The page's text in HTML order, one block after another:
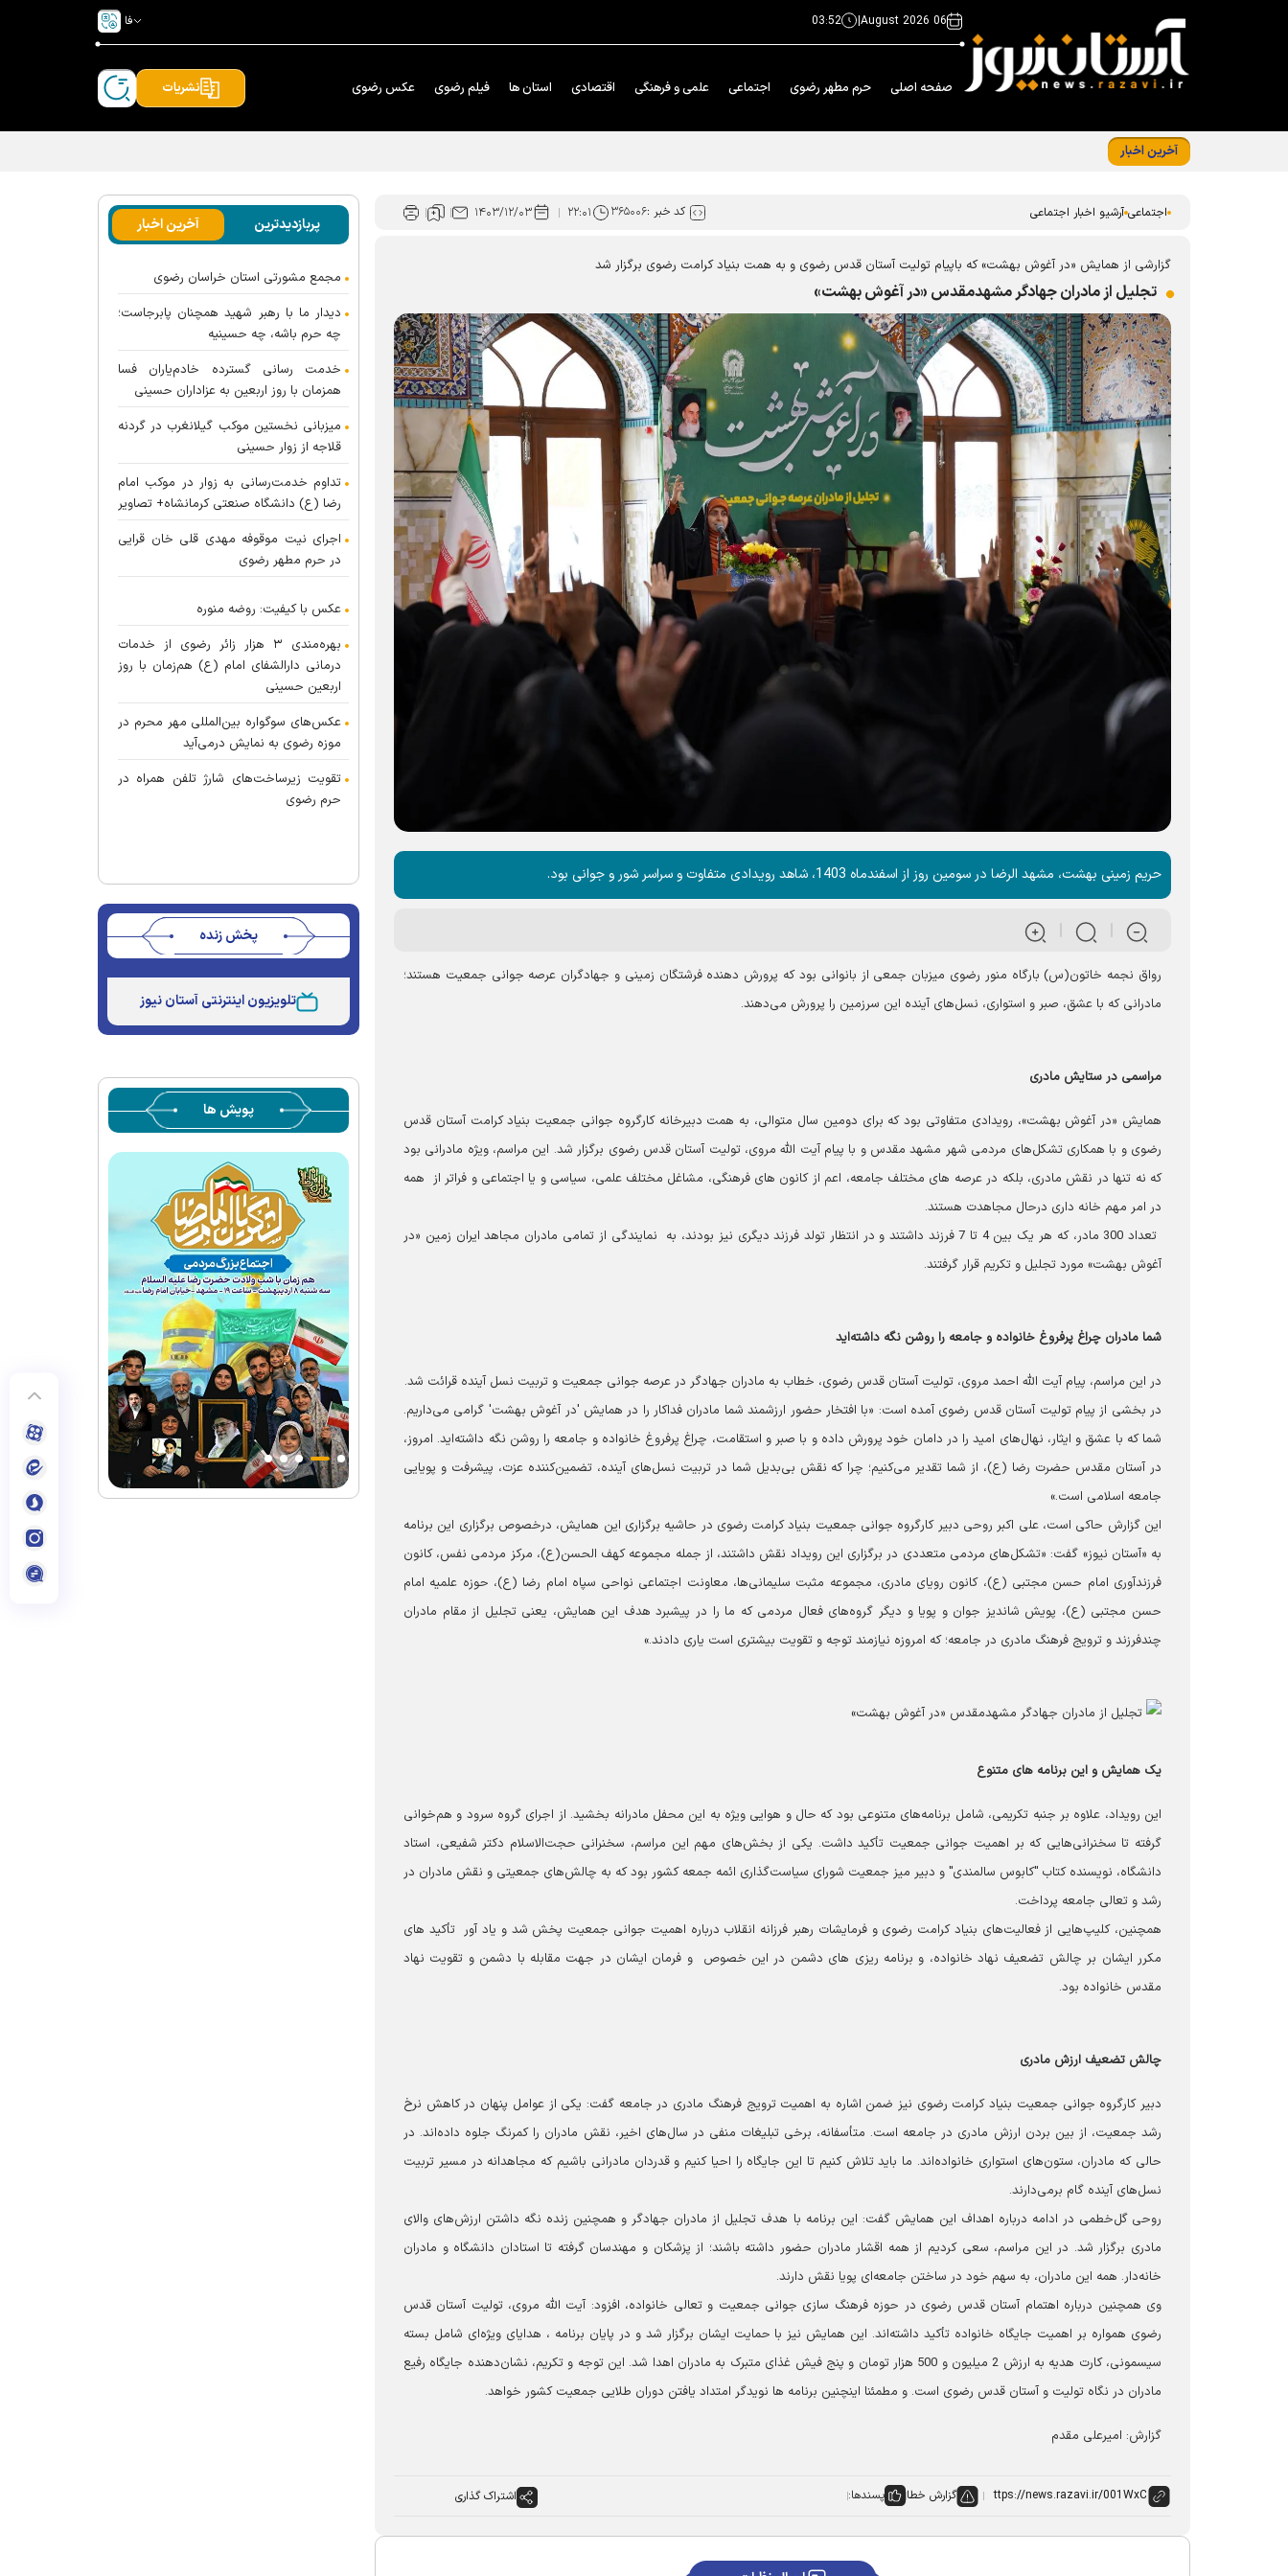
06 August 2026
|
03:52 فا
صفحه اصلی حرم مطهر رضوی اجتماعی علمی و فرهنگی اقتصادی استان ها فیلم رضوی عکس رضوی نشریات
آخرین اخبار
اجتماعی آرشیو اخبار اجتماعی کد خبر :۳۶۵۰۰۶ ۲۲:۰۱ ۱۴۰۳/۱۲/۰۳
گزارشی از همایش «در آغوش بهشت» که باپیام تولیت آستان قدس رضوی و به همت بنیاد کرامت رضوی برگزار شد
تجلیل از مادران جهادگر مشهدمقدس «در آغوش بهشت»
حریم زمینی بهشت، مشهد الرضا در سومین روز از اسفندماه 1403، شاهد رویدادی متفاوت و سراسر شور و جوانی بود.
رواق نجمه خاتون(س) بارگاه منور رضوی میزبان جمعی از بانوانی بود که پرورش دهنده فرشتگان زمینی و جهادگران عرصه جوانی جمعیت هستند؛
مادرانی که با عشق، صبر و استواری، نسل‌های آینده این سرزمین را پرورش می‌دهند.
مراسمی در ستایش مادری
همایش «در آغوش بهشت»، رویدادی متفاوتی بود که برای دومین سال متوالی، به همت دبیرخانه کارگروه جوانی جمعیت بنیاد کرامت آستان قدس
رضوی و با همکاری تشکل‌های مردمی شهر مشهد مقدس و با پیام آیت الله مروی، تولیت آستان قدس رضوی برگزار شد. این مراسم، ویژه مادرانی بود
که نه تنها در نقش مادری، بلکه در عرصه های مختلف جامعه، اعم از کانون های فرهنگی، مشاغل مختلف علمی، سیاسی و یا اجتماعی و فراتر از همه
در امر مهم خانه داری درحال مجاهدت‌ هستند.
تعداد 300 مادر، که هر یک بین 4 تا 7 فرزند داشتند و در انتظار تولد فرزند دیگری نیز بودند، به نمایندگی از تمامی مادران مجاهد ایران زمین «در
آغوش بهشت» مورد تجلیل و تکریم قرار گرفتند.
شما مادران چراغ پرفروغ خانواده و جامعه را روشن نگه داشته‌اید
در این مراسم، پیام آیت الله احمد مروی، تولیت آستان قدس رضوی، خطاب به مادران جهادگر در عرصه جوانی جمعیت و تربیت نسل آینده قرائت شد.
در بخشی از پیام تولیت آستان قدس رضوی آمده است: «با افتخار حضور ارزشمند شما مادران فداکار را در همایش 'در آغوش بهشت' گرامی می‌داریم.
شما که با عشق و ایثار، نهال‌های امید را در دامان خود پرورش داده و با صبر و استقامت، چراغ پرفروغ خانواده و جامعه را روشن نگه داشته‌اید. امروز،
در آستان مقدس حضرت رضا (ع)، از شما تقدیر می‌کنیم؛ چرا که نقش بی‌بدیل شما در تربیت نسل‌های آینده، تضمین‌کننده عزت، پیشرفت و پویایی
جامعه اسلامی است.»
این گزارش حاکی است، علی اکبر روحی دبیر کارگروه جوانی جمعیت بنیاد کرامت رضوی در حاشیه برگزاری این همایش، درخصوص برگزاری این برنامه
به «آستان نیوز» گفت: «تشکل‌های مردمی متعددی در برگزاری این رویداد نقش داشتند، از جمله مجموعه کهف الحسن(ع)، مرکز مردمی نفس، کانون
فرزندآوری امام حسن مجتبی (ع)، کانون رویای مادری، مجموعه مثبت سلیمانی‌ها، معاونت اجتماعی نواحی سپاه امام رضا (ع)، حوزه علمیه امام
حسن مجتبی (ع)، پویش شاندیز جوان و پویا و دیگر گروه‌های فعال مردمی که ما را در پیشبرد هدف این همایش، یعنی تجلیل از مقام مادران
چند‌فرزند و ترویج فرهنگ مادری در جامعه؛ که امروزه نیازمند توجه و تقویت بیشتری است یاری دادند.»
یک همایش و این برنامه های متنوع
این رویداد، علاوه بر جنبه تکریمی، شامل برنامه‌های متنوعی بود که حال و هوایی ویژه به این محفل مادرانه بخشید. از اجرای گروه سرود و هم‌خوانی
گرفته تا سخنرانی‌هایی که بر اهمیت جوانی جمعیت تأکید داشت. یکی از بخش‌های مهم این مراسم، سخنرانی حجت‌الاسلام دکتر شفیعی، استاد
دانشگاه، نویسنده کتاب "کابوس سالمندی" و دبیر میز جمعیت شورای سیاست‌گذاری ائمه جمعه کشور بود که به چالش‌های جمعیتی و نقش مادران در
رشد و تعالی جامعه پرداخت.
همچنین، کلیپ‌هایی از فعالیت‌های بنیاد کرامت رضوی و فرمایشات رهبر فرزانه انقلاب درباره اهمیت جوانی جمعیت پخش شد و یاد آور تأکید های
مکرر ایشان بر چالش تضعیف نهاد خانواده، و برنامه ریزی های دشمن در این خصوص و فرمان ایشان در جهت مقابله با دشمن و تقویت نهاد
مقدس خانواده بود.
چالش تضعیف ارزش مادری
دبیر کارگروه جوانی جمعیت بنیاد کرامت رضوی نیز ضمن اشاره به اهمیت ترویج فرهنگ مادری در جامعه گفت: یکی از عوامل پنهان در کاهش نرخ
رشد جمعیت، از بین بردن ارزش مادری در جامعه است. متأسفانه، برخی تبلیغات منفی در سال‌های اخیر، نقش مادران را کمرنگ جلوه داده‌اند. در
حالی که مادران، ستون‌های استواری خانواده‌اند. ما باید تلاش کنیم تا این جایگاه را احیا کنیم و قدردان مادرانی باشیم که مجاهدانه در مسیر تربیت
نسل‌های آینده گام برمی‌دارند.
روحی گل‌خطمی در ادامه درباره اهداف این همایش گفت: این برنامه با هدف تجلیل از مادران جهادگر و همچنین زنده نگه داشتن ارزش‌های والای
مادری برگزار شد. در این مراسم، سعی کردیم از همه اقشار مادران حضور داشته باشند؛ از پزشکان و مهندسان گرفته تا استادان دانشگاه و مادران
خانه‌دار. همه این مادران، به سهم خود در ساختن جامعه‌ای پویا نقش دارند.
وی همچنین درباره اهتمام آستان قدس رضوی در حوزه فرهنگ سازی جوانی جمعیت و تعالی خانواده، افزود: آیت الله مروی، تولیت آستان قدس
رضوی همواره بر اهمیت جایگاه خانواده تأکید داشته‌اند. این همایش نیز با حمایت ایشان برگزار شد و در پایان برنامه ، هدایای ویژه‌ای شامل بسته
سیسمونی، کارت هدیه به ارزش 2 میلیون و 500 هزار تومان و پنج فیش غذای متبرک به مادران اهدا شد. این توجه و تکریم، نشان‌دهنده جایگاه رفیع
مادران در نگاه تولیت و آستان قدس رضوی است. و مطمئنا اینچنین برنامه ها نویدگر امتداد یافتن دوران طلایی جمعیت کشور خواهد.
گزارش: امیرعلی مقدم
گزارش خطا پسندها: اشتراک گذاری
پربازدیدترین آخرین اخبار
مجمع مشورتی استان خراسان رضوی
دیدار ما با رهبر شهید همچنان پابرجاست؛
چه حرم باشه، چه حسینیه
خدمت رسانی گسترده خادم‌یاران فسا
همزمان با روز اربعین به عزاداران حسینی
میزبانی نخستین موکب گیلانغرب در گردنه
قلاجه از زوار حسینی
تداوم خدمت‌رسانی به زوار در موکب امام
رضا (ع) دانشگاه صنعتی کرمانشاه+ تصاویر
اجرای نیت موقوفه مهدی قلی خان قرایی
در حرم مطهر رضوی
عکس با کیفیت: روضه منوره
بهره‌مندی ۳ هزار زائر رضوی از خدمات
درمانی دارالشفای امام (ع) هم‌زمان با روز
اربعین حسینی
عکس‌های سوگواره بین‌المللی مهر محرم در
موزه رضوی به نمایش درمی‌آید
تقویت زیرساخت‌های شارژ تلفن همراه در
حرم رضوی
پخش زنده
تلویزیون اینترنتی آستان نیوز
پویش ها